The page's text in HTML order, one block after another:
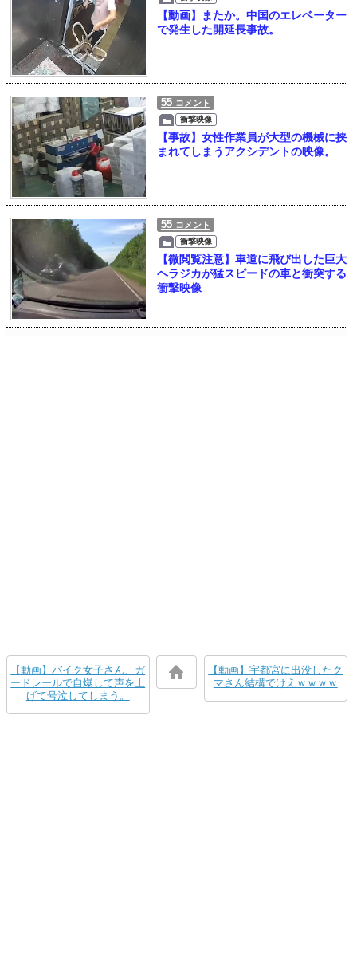
【動画】またか。中国のエレベーター
で発生した開延長事故。
55 コメント
衝撃映像
【事故】女性作業員が大型の機械に挟
まれてしまうアクシデントの映像。
55 コメント
衝撃映像
【微閲覧注意】車道に飛び出した巨大
ヘラジカが猛スピードの車と衝突する
衝撃映像
【動画】バイク女子さん、ガ
ードレールで自爆して声を上
げて号泣してしまう。
【動画】宇都宮に出没したク
マさん結構でけえｗｗｗｗ